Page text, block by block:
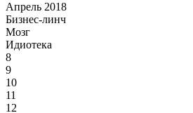
Апрель 2018
Бизнес-линч
Мозг
Идиотека
8
9
10
11
12